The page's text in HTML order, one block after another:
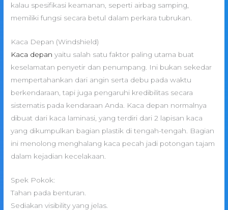
kalau spesifikasi keamanan, seperti airbag samping,
memiliki fungsi secara betul dalam perkara tubrukan.
Kaca Depan (Windshield)
Kaca depan yaitu salah satu faktor paling utama buat
keselamatan penyetir dan penumpang. Ini bukan sekedar
mempertahankan dari angin serta debu pada waktu
berkendaraan, tapi juga pengaruhi kredibilitas secara
sistematis pada kendaraan Anda. Kaca depan normalnya
dibuat dari kaca laminasi, yang terdiri dari 2 lapisan kaca
yang dikumpulkan bagian plastik di tengah-tengah. Bagian
ini menolong menghalang kaca pecah jadi potongan tajam
dalam kejadian kecelakaan.
Spek Pokok:
Tahan pada benturan.
Sediakan visibility yang jelas.